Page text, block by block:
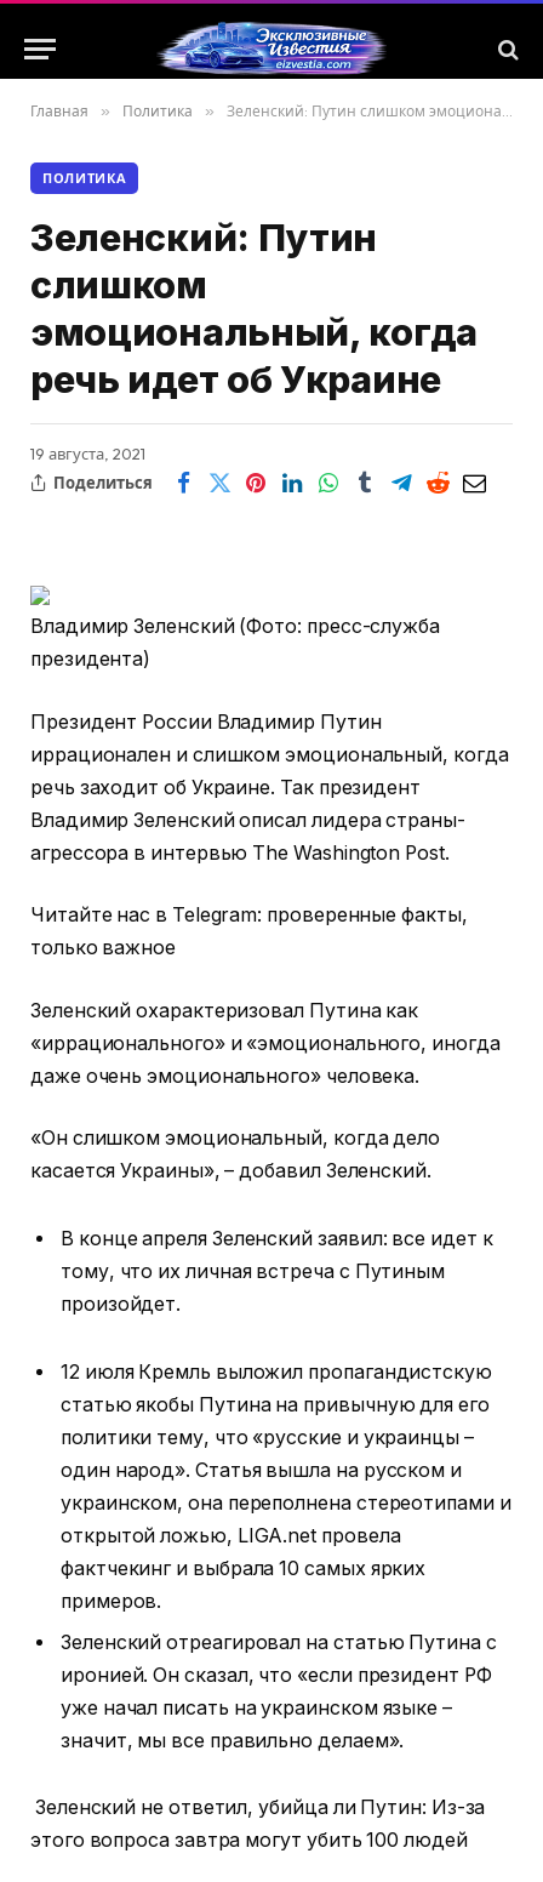
Главная » Политика » Зеленский: Путин слишком эмоциональный, когда речь идет об Украине
ПОЛИТИКА
Зеленский: Путин
слишком
эмоциональный, когда
речь идет об Украине
19 августа, 2021
Поделиться
Владимир Зеленский (Фото: пресс-служба
президента)
Президент России Владимир Путин
иррационален и слишком эмоциональный, когда
речь заходит об Украине. Так президент
Владимир Зеленский описал лидера страны-
агрессора в интервью The Washington Post.
Читайте нас в Telegram: проверенные факты,
только важное
Зеленский охарактеризовал Путина как
«иррационального» и «эмоционального, иногда
даже очень эмоционального» человека.
«Он слишком эмоциональный, когда дело
касается Украины», – добавил Зеленский.
В конце апреля Зеленский заявил: все идет к
тому, что их личная встреча с Путиным
произойдет.
12 июля Кремль выложил пропагандистскую
статью якобы Путина на привычную для его
политики тему, что «русские и украинцы –
один народ». Статья вышла на русском и
украинском, она переполнена стереотипами и
открытой ложью, LIGA.net провела
фактчекинг и выбрала 10 самых ярких
примеров.
Зеленский отреагировал на статью Путина с
иронией. Он сказал, что «если президент РФ
уже начал писать на украинском языке –
значит, мы все правильно делаем».
Зеленский не ответил, убийца ли Путин: Из-за
этого вопроса завтра могут убить 100 людей